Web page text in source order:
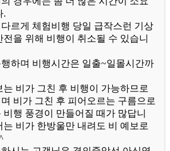
.
르게 체험비행 당일 급작스런 기상
전을 위해 비행이 취소될 수 있습니
하며 비행시간은 일출~일몰시간까
는 비가 그친 후 비행이 가능하므로
비가 그친 후 피어오르는 구름으로
비행 풍경이 만들어질 때가 많답니
는 비가 한방울만 내려도 비 예보로